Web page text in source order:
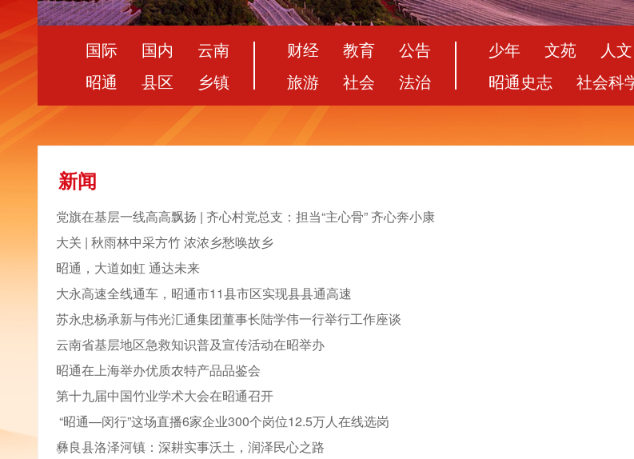
国际 国内
云南
昭通
县区 乡镇
财经 教育
公告
旅游
社会 法治
少年 文苑 人文
昭通史志
社会科
新闻
党旗在基层一线高高飘扬 | 齐心村党总支：担当“主心骨” 齐心奔小康
大关 | 秋雨林中采方竹 浓浓乡愁唤故乡
昭通，大道如虹 通达未来
大永高速全线通车，昭通市11县市区实现县县通高速
苏永忠杨承新与伟光汇通集团董事长陆学伟一行举行工作座谈
云南省基层地区急救知识普及宣传活动在昭举办
昭通在上海举办优质农特产品品鉴会
第十九届中国竹业学术大会在昭通召开
“昭通—闵行”这场直播6家企业300个岗位12.5万人在线选岗
彝良县洛泽河镇：深耕实事沃土，润泽民心之路